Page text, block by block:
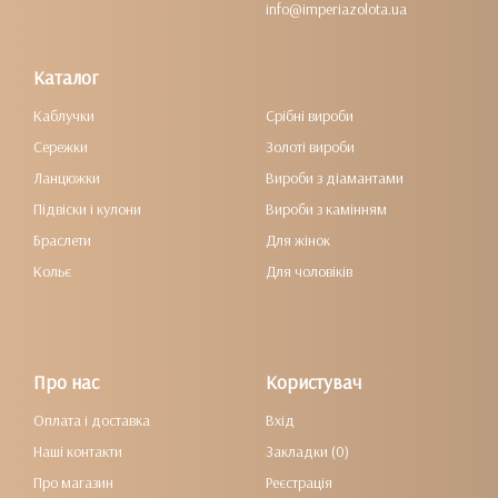
info@imperiazolota.ua
Каталог
Каблучки
Сережки
Ланцюжки
Підвіски і кулони
Браслети
Кольє
Срібні вироби
Золоті вироби
Вироби з діамантами
Вироби з камінням
Для жінок
Для чоловіків
Про нас
Оплата і доставка
Наші контакти
Про магазин
Користувач
Вхід
Закладки (0)
Реєстрація